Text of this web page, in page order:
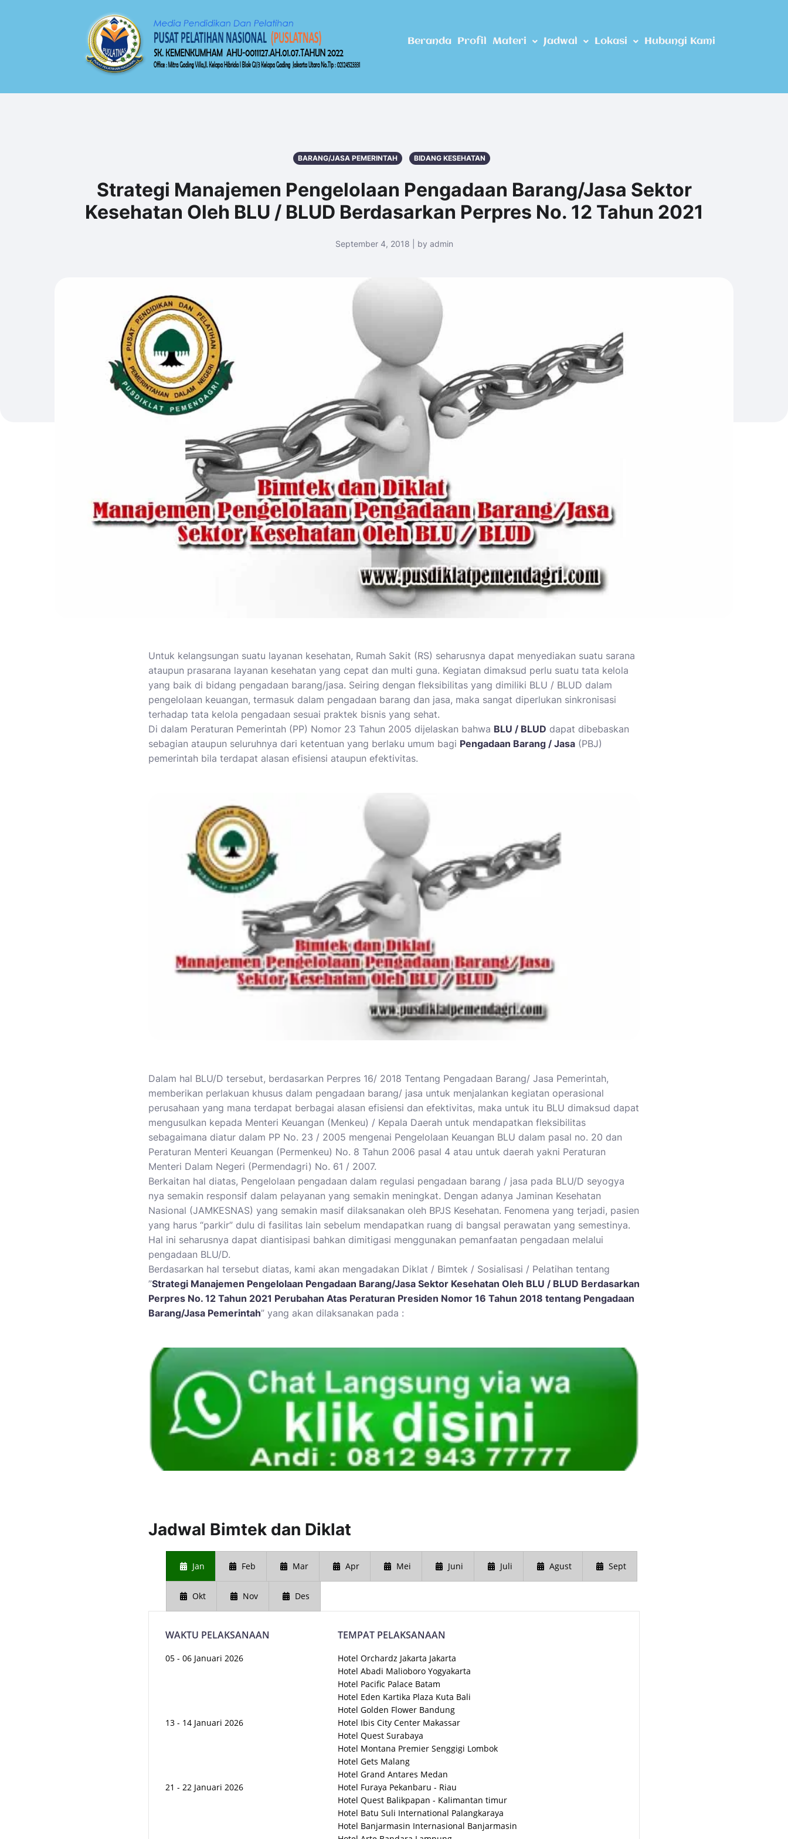
Beranda Profil Materi Jadwal Lokasi Hubungi Kami
BARANG/JASA PEMERINTAH BIDANG KESEHATAN
Strategi Manajemen Pengelolaan Pengadaan Barang/Jasa Sektor
Kesehatan Oleh BLU / BLUD Berdasarkan Perpres No. 12 Tahun 2021
September 4, 2018 | by admin
Untuk kelangsungan suatu layanan kesehatan, Rumah Sakit (RS) seharusnya dapat menyediakan suatu sarana
ataupun prasarana layanan kesehatan yang cepat dan multi guna. Kegiatan dimaksud perlu suatu tata kelola
yang baik di bidang pengadaan barang/jasa. Seiring dengan fleksibilitas yang dimiliki BLU / BLUD dalam
pengelolaan keuangan, termasuk dalam pengadaan barang dan jasa, maka sangat diperlukan sinkronisasi
terhadap tata kelola pengadaan sesuai praktek bisnis yang sehat.
Di dalam Peraturan Pemerintah (PP) Nomor 23 Tahun 2005 dijelaskan bahwa BLU / BLUD dapat dibebaskan
sebagian ataupun seluruhnya dari ketentuan yang berlaku umum bagi Pengadaan Barang / Jasa (PBJ)
pemerintah bila terdapat alasan efisiensi ataupun efektivitas.
Dalam hal BLU/D tersebut, berdasarkan Perpres 16/ 2018 Tentang Pengadaan Barang/ Jasa Pemerintah,
memberikan perlakuan khusus dalam pengadaan barang/ jasa untuk menjalankan kegiatan operasional
perusahaan yang mana terdapat berbagai alasan efisiensi dan efektivitas, maka untuk itu BLU dimaksud dapat
mengusulkan kepada Menteri Keuangan (Menkeu) / Kepala Daerah untuk mendapatkan fleksibilitas
sebagaimana diatur dalam PP No. 23 / 2005 mengenai Pengelolaan Keuangan BLU dalam pasal no. 20 dan
Peraturan Menteri Keuangan (Permenkeu) No. 8 Tahun 2006 pasal 4 atau untuk daerah yakni Peraturan
Menteri Dalam Negeri (Permendagri) No. 61 / 2007.
Berkaitan hal diatas, Pengelolaan pengadaan dalam regulasi pengadaan barang / jasa pada BLU/D seyogya
nya semakin responsif dalam pelayanan yang semakin meningkat. Dengan adanya Jaminan Kesehatan
Nasional (JAMKESNAS) yang semakin masif dilaksanakan oleh BPJS Kesehatan. Fenomena yang terjadi, pasien
yang harus “parkir” dulu di fasilitas lain sebelum mendapatkan ruang di bangsal perawatan yang semestinya.
Hal ini seharusnya dapat diantisipasi bahkan dimitigasi menggunakan pemanfaatan pengadaan melalui
pengadaan BLU/D.
Berdasarkan hal tersebut diatas, kami akan mengadakan Diklat / Bimtek / Sosialisasi / Pelatihan tentang
”Strategi Manajemen Pengelolaan Pengadaan Barang/Jasa Sektor Kesehatan Oleh BLU / BLUD Berdasarkan
Perpres No. 12 Tahun 2021 Perubahan Atas Peraturan Presiden Nomor 16 Tahun 2018 tentang Pengadaan
Barang/Jasa Pemerintah” yang akan dilaksanakan pada :
Jadwal Bimtek dan Diklat
Jan Feb Mar Apr Mei Juni Juli Agust Sept
Okt Nov Des
WAKTU PELAKSANAAN TEMPAT PELAKSANAAN
05 - 06 Januari 2026
13 - 14 Januari 2026
21 - 22 Januari 2026
Hotel Orchardz Jakarta Jakarta
Hotel Abadi Malioboro Yogyakarta
Hotel Pacific Palace Batam
Hotel Eden Kartika Plaza Kuta Bali
Hotel Golden Flower Bandung
Hotel Ibis City Center Makassar
Hotel Quest Surabaya
Hotel Montana Premier Senggigi Lombok
Hotel Gets Malang
Hotel Grand Antares Medan
Hotel Furaya Pekanbaru - Riau
Hotel Quest Balikpapan - Kalimantan timur
Hotel Batu Suli International Palangkaraya
Hotel Banjarmasin Internasional Banjarmasin